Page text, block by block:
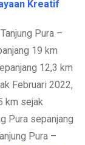
Kreatif
Pura –
19 km
12,3 km
Februari 2022,
km sejak
Pura sepanjang
Pura –